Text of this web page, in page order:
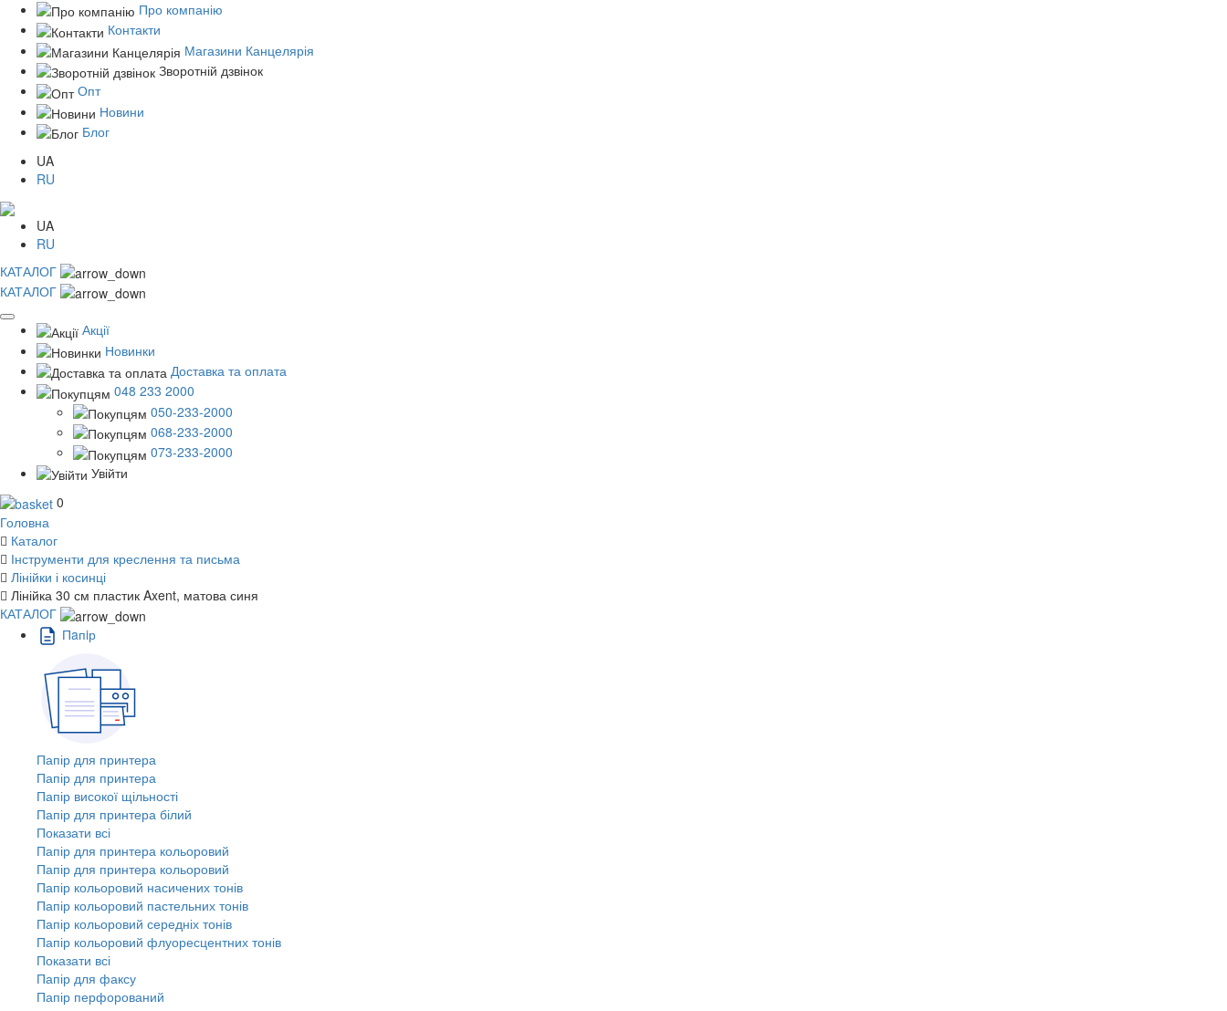
Про компанію
Контакти
Магазини Канцелярія
Зворотній дзвінок
Опт
Новини
Блог
UA
RU
UA
RU
КАТАЛОГ
КАТАЛОГ
Акції
Новинки
Доставка та оплата
048 233 2000
050-233-2000
068-233-2000
073-233-2000
Увійти
0
Головна
Каталог
Інструменти для креслення та письма
Лінійки і косинці
Лінійка 30 см пластик Axent, матова синя
КАТАЛОГ
Пaпiр
Папір для принтера
Папір для принтера
Папір високої щільності
Папір для принтера білий
Показати всі
Папір для принтера кольоровий
Папір для принтера кольоровий
Папір кольоровий насичених тонів
Папір кольоровий пастельних тонів
Папір кольоровий середніх тонів
Папір кольоровий флуоресцентних тонів
Показати всі
Папір для факсу
Папір перфорований